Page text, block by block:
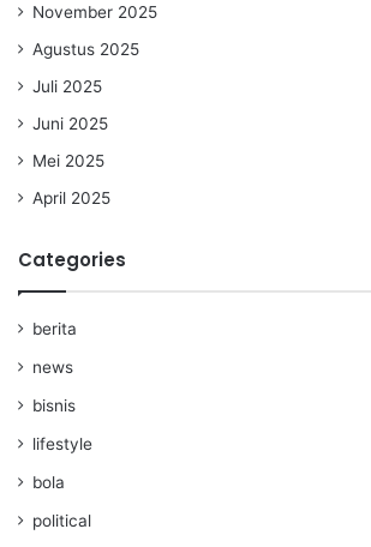
November 2025
Agustus 2025
Juli 2025
Juni 2025
Mei 2025
April 2025
Categories
berita
news
bisnis
lifestyle
bola
political